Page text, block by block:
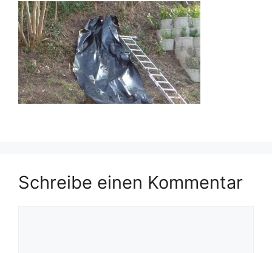
Schreibe einen Kommentar